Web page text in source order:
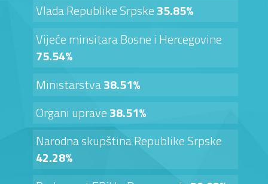
Vlada Republike Srpske35.85%
Vijeće minsitara Bosne i Hercegovine
75.54%
Ministarstva38.51%
Organi uprave38.51%
Narodna skupština Republike Srpske
42.28%